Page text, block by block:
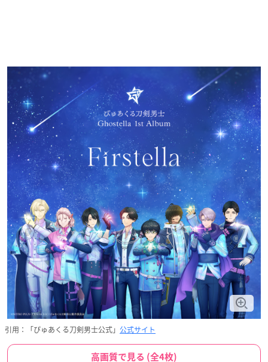
引用：「ぴゅあくる刀剣男士公式」 公式サイト
高画質で見る (全4枚)